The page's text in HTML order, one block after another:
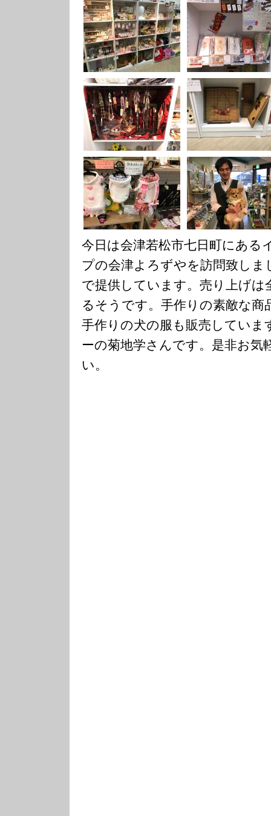
今日は会津若松市七日町にある
プの会津よろずやを訪問致し
で提供しています。売り上げは
るそうです。手作りの素敵な商
手作りの犬の服も販売していま
ーの菊地学さんです。是非お気
い。